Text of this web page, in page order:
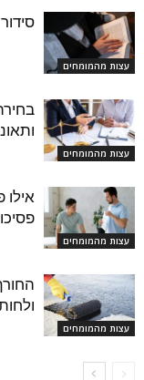
עצות מהמומחים
עצות מהמומחים
עצות מהמומחים
עצות מהמומחים